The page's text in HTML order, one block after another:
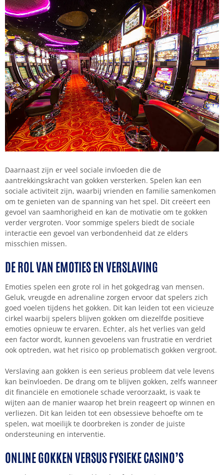
Daarnaast zijn er veel sociale invloeden die de
aantrekkingskracht van gokken versterken. Spelen kan een
sociale activiteit zijn, waarbij vrienden en familie samenkomen
om te genieten van de spanning van het spel. Dit creëert een
gevoel van saamhorigheid en kan de motivatie om te gokken
verder vergroten. Voor sommige spelers biedt de sociale
interactie een gevoel van verbondenheid dat ze elders
misschien missen.
DE ROL VAN EMOTIES EN VERSLAVING
Emoties spelen een grote rol in het gokgedrag van mensen.
Geluk, vreugde en adrenaline zorgen ervoor dat spelers zich
goed voelen tijdens het gokken. Dit kan leiden tot een vicieuze
cirkel waarbij spelers blijven gokken om diezelfde positieve
emoties opnieuw te ervaren. Echter, als het verlies van geld
een factor wordt, kunnen gevoelens van frustratie en verdriet
ook optreden, wat het risico op problematisch gokken vergroot.
Verslaving aan gokken is een serieus probleem dat vele levens
kan beïnvloeden. De drang om te blijven gokken, zelfs wanneer
dit financiële en emotionele schade veroorzaakt, is vaak te
wijten aan de manier waarop het brein reageert op winnen en
verliezen. Dit kan leiden tot een obsessieve behoefte om te
spelen, wat moeilijk te doorbreken is zonder de juiste
ondersteuning en interventie.
ONLINE GOKKEN VERSUS FYSIEKE CASINO’S